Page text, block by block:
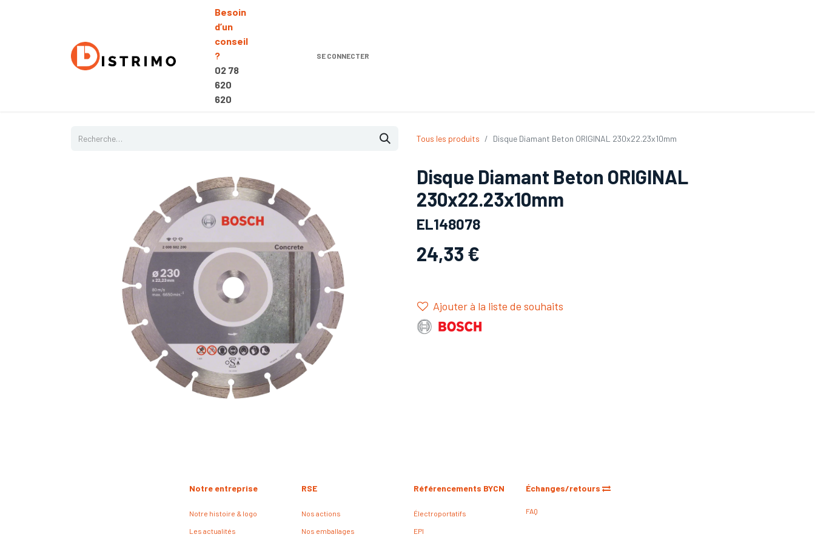
Besoin
d’un
conseil
?
02 78
620
620
SE CONNECTER
Tous les produits Disque Diamant Beton ORIGINAL 230x22.23x10mm
Disque Diamant Beton ORIGINAL
230x22.23x10mm
EL148078
24,33 €
Ajouter à la liste de souhaits
Échanges/retours
FAQ
Référencements BYCN
Électroportatifs
EPI
RSE
Nos actions
Nos emballages
Notre entreprise
Notre histoire & logo
Les actualités